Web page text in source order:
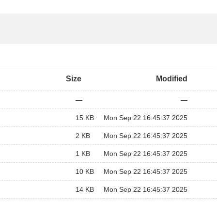
Size Modified
— —
15 KB Mon Sep 22 16:45:37 2025
2 KB Mon Sep 22 16:45:37 2025
1 KB Mon Sep 22 16:45:37 2025
10 KB Mon Sep 22 16:45:37 2025
14 KB Mon Sep 22 16:45:37 2025